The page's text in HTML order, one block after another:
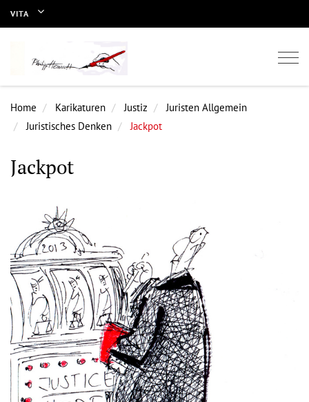
VITA
Home Karikaturen Justiz
Juristen Allgemein
Juristisches Denken
Jackpot
Jackpot